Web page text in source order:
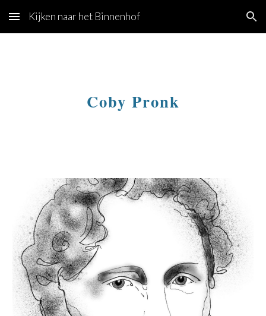
Skip to main content Skip to navigation
Kijken naar het Binnenhof
Coby Pronk